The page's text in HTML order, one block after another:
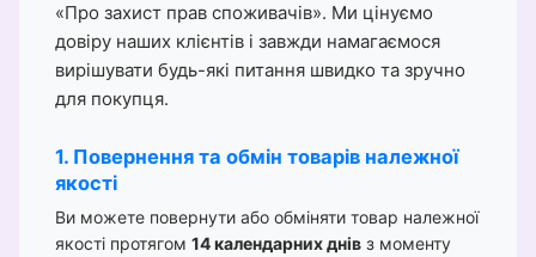
«Про захист прав споживачів». Ми цінуємо
довіру наших клієнтів і завжди намагаємося
вирішувати будь-які питання швидко та зручно
для покупця.
1. Повернення та обмін товарів належної
якості
Ви можете повернути або обміняти товар належної
якості протягом 14 календарних днів з моменту